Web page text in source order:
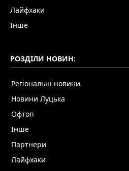
Лайфхаки
Інше
РОЗДІЛИ НОВИН:
Регіональні новини
Новини Луцька
Офтоп
Інше
Партнери
Лайфхаки